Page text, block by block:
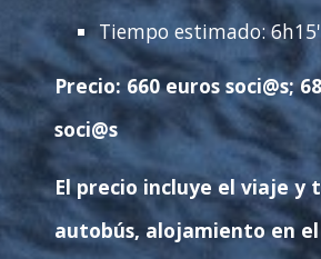
Tiempo estimado:6h15'
Precio: 660euros soci@s;
soci@s
El precio incluye el viaje y
autobús, alojamiento en